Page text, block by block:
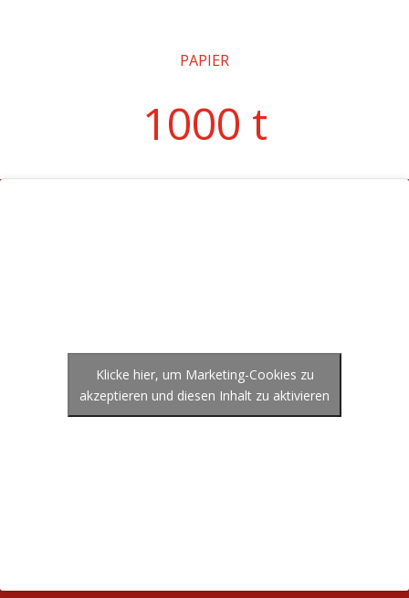
PAPIER
1000 t
Klicke hier, um Marketing-Cookies zu
akzeptieren und diesen Inhalt zu aktivieren